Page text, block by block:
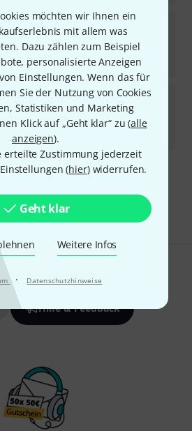
möchten wir Ihnen ein
mit allem was
Dazu zählen zum Beispiel
personalisierte Anzeigen
Einstellungen. Wenn das für
Sie der Nutzung von Cookies
Statistiken und Marketing
Klick auf „Geht klar“ zu (alle
anzeigen).
erteilte Zustimmung jederzeit
(hier) widerrufen.
Geht klar
Weitere Infos
· Datenschutzhinweise
Pianoverse MAX
7
Lizenz
Pianoverse Hamburg Grand S274
Lizenz
Preise inkl. MwSt.
was Sie sehen?
Hilfe & Feedback